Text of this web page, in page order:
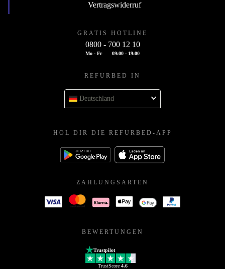
Vertragswiderruf
GRATIS HOTLINE
0800 - 700 12 10
Mo - Fr 09:00 - 19:00
REFURBED IN
Deutschland
HOL DIR DIE REFURBED-APP
ZAHLUNGSARTEN
BEWERTUNGEN
Trustpilot
TrustScore 4.6